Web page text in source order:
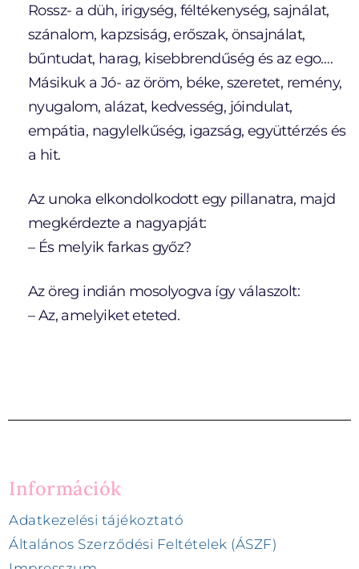
Rossz- a düh, irigység, féltékenység, sajnálat,
szánalom, kapzsiság, erőszak, önsajnálat,
bűntudat, harag, kisebbrendűség és az ego….
Másikuk a Jó- az öröm, béke, szeretet, remény,
nyugalom, alázat, kedvesség, jóindulat,
empátia, nagylelkűség, igazság, együttérzés és
a hit.
Az unoka elkondolkodott egy pillanatra, majd
megkérdezte a nagyapját:
– És melyik farkas győz?
Az öreg indián mosolyogva így válaszolt:
– Az, amelyiket eteted.
Információk
Adatkezelési tájékoztató
Általános Szerződési Feltételek (ÁSZF)